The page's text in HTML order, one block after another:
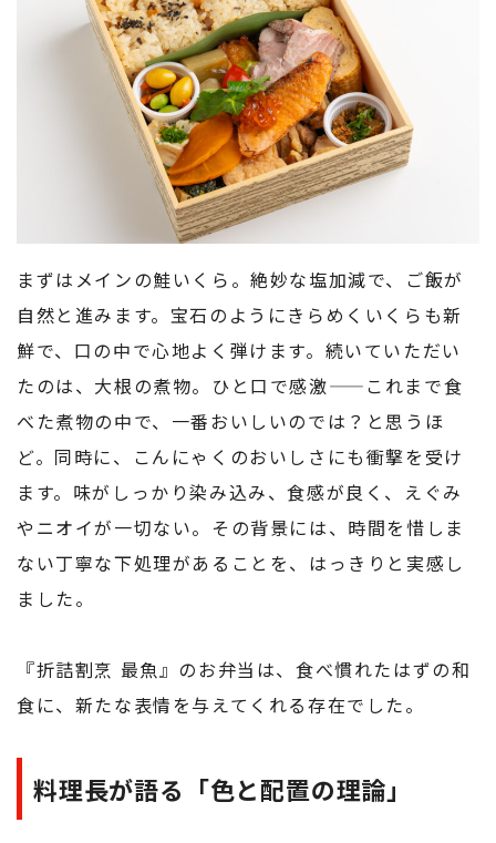
まずはメインの鮭いくら。絶妙な塩加減で、ご飯が
自然と進みます。宝石のようにきらめくいくらも新
鮮で、口の中で心地よく弾けます。続いていただい
たのは、大根の煮物。ひと口で感激——これまで食
べた煮物の中で、一番おいしいのでは？と思うほ
ど。同時に、こんにゃくのおいしさにも衝撃を受け
ます。味がしっかり染み込み、食感が良く、えぐみ
やニオイが一切ない。その背景には、時間を惜しま
ない丁寧な下処理があることを、はっきりと実感し
ました。
『折詰割烹 最魚』のお弁当は、食べ慣れたはずの和
食に、新たな表情を与えてくれる存在でした。
料理長が語る「色と配置の理論」